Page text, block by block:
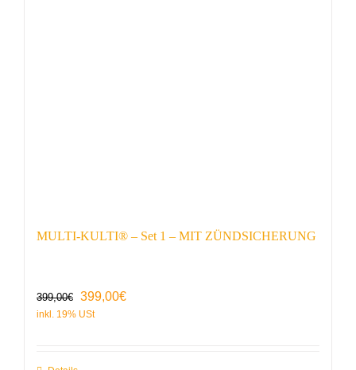
MULTI-KULTI® – Set 1 – MIT ZÜNDSICHERUNG
399,00€ Ursprünglicher
Preis
399,00€Aktueller